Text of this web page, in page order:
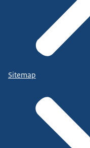
Sitemap